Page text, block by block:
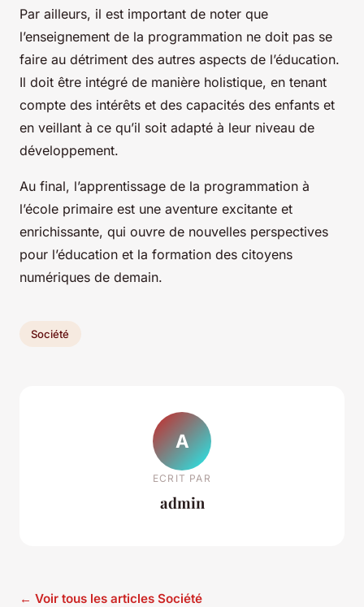
Par ailleurs, il est important de noter que
l’enseignement de la programmation ne doit pas se
faire au détriment des autres aspects de l’éducation.
Il doit être intégré de manière holistique, en tenant
compte des intérêts et des capacités des enfants et
en veillant à ce qu’il soit adapté à leur niveau de
développement.
Au final, l’apprentissage de la programmation à
l’école primaire est une aventure excitante et
enrichissante, qui ouvre de nouvelles perspectives
pour l’éducation et la formation des citoyens
numériques de demain.
Société
A
ECRIT PAR
admin
← Voir tous les articles Société